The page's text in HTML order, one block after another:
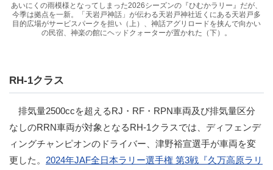
あいにくの雨模様となってしまった2026シーズンの『ひむかラリー』だが、
今季は拠点を一新。「天岩戸神話」が伝わる天岩戸神社近くにある天岩戸多
目的広場がサービスパークを担い（上）、神話アグリロードを挟んで向かい
の民宿、神楽の館にヘッドクォーターが置かれた（下）。
RH-1クラス
排気量2500ccを超えるRJ・RF・RPN車両及び排気量区分
なしのRRN車両が対象となるRH-1クラスでは、ディフェンデ
ィングチャンピオンのドライバー、津野裕宣選手が車両を変
更した。 2024年JAF全日本ラリー選手権 第3戦『久万高原ラリ